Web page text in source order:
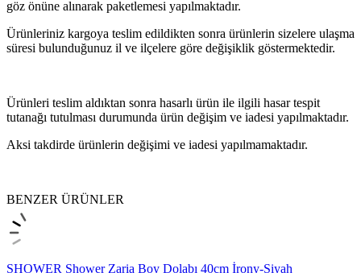
göz önüne alınarak paketlemesi yapılmaktadır.
Ürünleriniz kargoya teslim edildikten sonra ürünlerin sizelere ulaşma
süresi bulunduğunuz il ve ilçelere göre değişiklik göstermektedir.
Ürünleri teslim aldıktan sonra hasarlı ürün ile ilgili hasar tespit
tutanağı tutulması durumunda ürün değişim ve iadesi yapılmaktadır.
Aksi takdirde ürünlerin değişimi ve iadesi yapılmamaktadır.
BENZER ÜRÜNLER
SHOWER Shower Zaria Boy Dolabı 40cm İrony-Siyah